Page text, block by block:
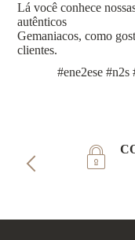
Lá você conhece
autênticos
Gemaniacos, como
clientes.
#ene2ese #n2s